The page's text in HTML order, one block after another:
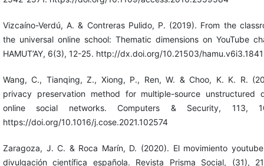
Vizcaíno-Verdú, A. & Contreras Pulido, P. (2019). From the
the universal online school: Thematic dimensions on YouTube
HAMUT’AY, 6(3), 12-25. http://dx.doi.org/10.21503/hamu.v6i3.1841
Wang, C., Tianqing, Z., Xiong, P., Ren, W. & Choo, K. K. R.
privacy preservation method for multiple-source unstructured
online social networks. Computers & Security, 113,
https://doi.org/10.1016/j.cose.2021.102574
Zaragoza, J. C. & Roca Marín, D. (2020). El movimiento
divulgación científica española. Revista Prisma Social, (31),